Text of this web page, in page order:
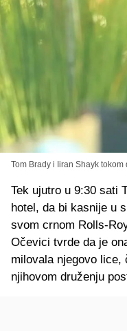
Tom Brady i Iiran Shayk
Tek ujutro u 9:30 sati
hotel, da bi kasnije u
svom crnom Rolls-
Očevici tvrde da je
milovala njegovo lice,
njihovom druženju